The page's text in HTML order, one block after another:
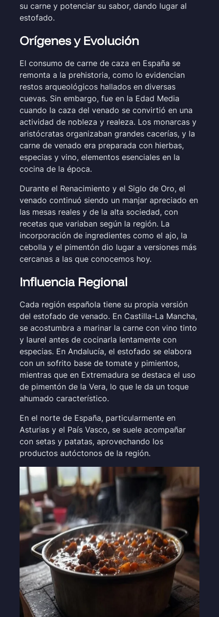
su carne y potenciar su sabor, dando lugar al
estofado.
Orígenes y Evolución
El consumo de carne de caza en España se
remonta a la prehistoria, como lo evidencian
restos arqueológicos hallados en diversas
cuevas. Sin embargo, fue en la Edad Media
cuando la caza del venado se convirtió en una
actividad de nobleza y realeza. Los monarcas y
aristócratas organizaban grandes cacerías, y la
carne de venado era preparada con hierbas,
especias y vino, elementos esenciales en la
cocina de la época.
Durante el Renacimiento y el Siglo de Oro, el
venado continuó siendo un manjar apreciado en
las mesas reales y de la alta sociedad, con
recetas que variaban según la región. La
incorporación de ingredientes como el ajo, la
cebolla y el pimentón dio lugar a versiones más
cercanas a las que conocemos hoy.
Influencia Regional
Cada región española tiene su propia versión
del estofado de venado. En Castilla-La Mancha,
se acostumbra a marinar la carne con vino tinto
y laurel antes de cocinarla lentamente con
especias. En Andalucía, el estofado se elabora
con un sofrito base de tomate y pimientos,
mientras que en Extremadura se destaca el uso
de pimentón de la Vera, lo que le da un toque
ahumado característico.
En el norte de España, particularmente en
Asturias y el País Vasco, se suele acompañar
con setas y patatas, aprovechando los
productos autóctonos de la región.